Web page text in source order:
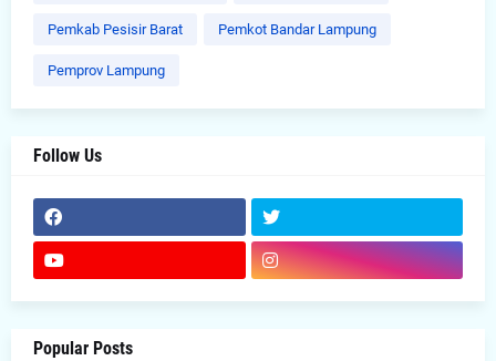
Pemkab Pesisir Barat Pemkot Bandar Lampung
Pemprov Lampung
Follow Us
Popular Posts